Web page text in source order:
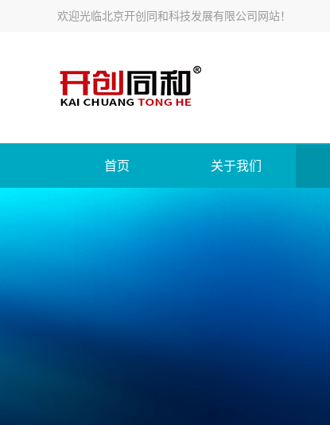
欢迎光临北京开创同和科技发展有限公司网站！
首页 关于我们